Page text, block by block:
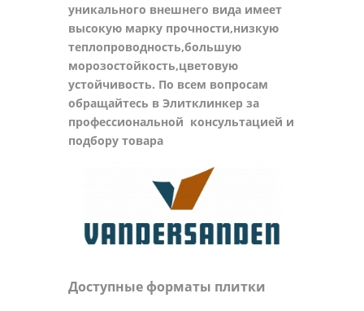
уникального внешнего вида имеет
высокую марку прочности,низкую
теплопроводность,большую
морозостойкость,цветовую
устойчивость. По всем вопросам
обращайтесь в Элитклинкер за
профессиональной консультацией и
подбору товара
Доступные форматы плитки